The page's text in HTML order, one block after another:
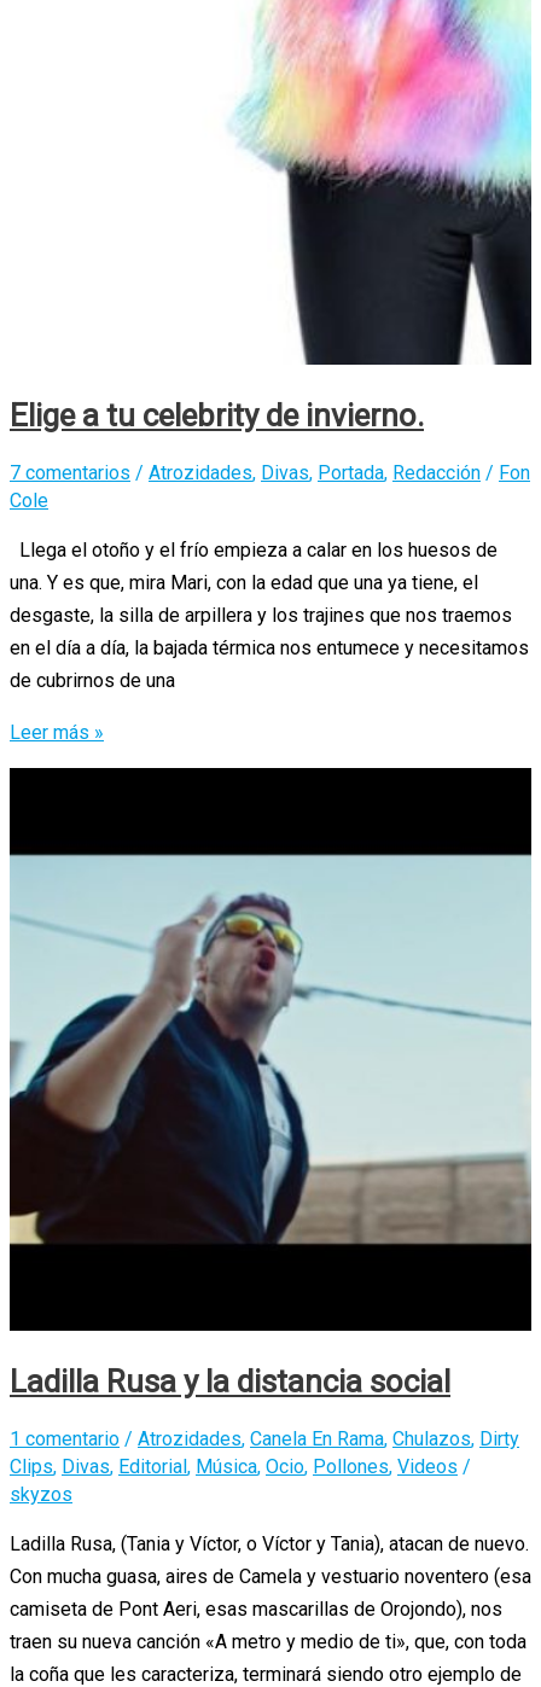
Elige a tu celebrity de invierno.
7 comentarios / Atrozidades, Divas, Portada, Redacción / Fon
Cole
Llega el otoño y el frío empieza a calar en los huesos de
una. Y es que, mira Mari, con la edad que una ya tiene, el
desgaste, la silla de arpillera y los trajines que nos traemos
en el día a día, la bajada térmica nos entumece y necesitamos
de cubrirnos de una
Elige
a
de
Leer más »
Ladilla Rusa y la distancia social
1 comentario / Atrozidades, Canela En Rama, Chulazos, Dirty
Clips, Divas, Editorial, Música, Ocio, Pollones, Videos /
skyzos
Ladilla Rusa, (Tania y Víctor, o Víctor y Tania), atacan de nuevo.
Con mucha guasa, aires de Camela y vestuario noventero (esa
camiseta de Pont Aeri, esas mascarillas de Orojondo), nos
traen su nueva canción «A metro y medio de ti», que, con toda
la coña que les caracteriza, terminará siendo otro ejemplo de